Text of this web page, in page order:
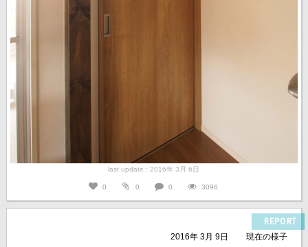
last update : 2016年 3月 6日
0 0 0 3096
REPORT
2016年 3月 9日
現在の様子